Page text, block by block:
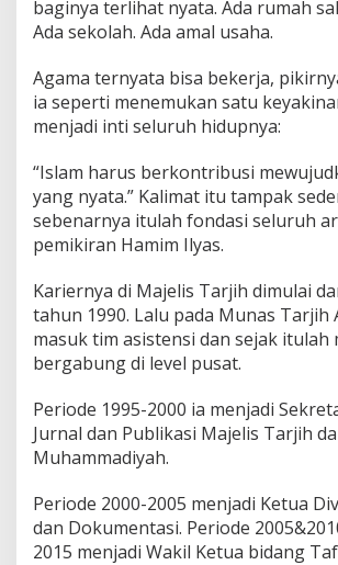
baginya terlihat nyata. Ada rumah
Ada sekolah. Ada amal usaha.
Agama ternyata bisa bekerja,
ia seperti menemukan satu
menjadi inti seluruh hidupnya:
“Islam harus berkontribusi
yang nyata.” Kalimat itu tampak
sebenarnya itulah fondasi seluruh
pemikiran Hamim Ilyas.
Kariernya di Majelis Tarjih dimulai
tahun 1990. Lalu pada Munas Tarjih
masuk tim asistensi dan sejak itulah
bergabung di level pusat.
Periode 1995-2000 ia menjadi
Jurnal dan Publikasi Majelis Tarjih
Muhammadiyah.
Periode 2000-2005 menjadi Ketua
dan Dokumentasi. Periode
2015 menjadi Wakil Ketua bidang